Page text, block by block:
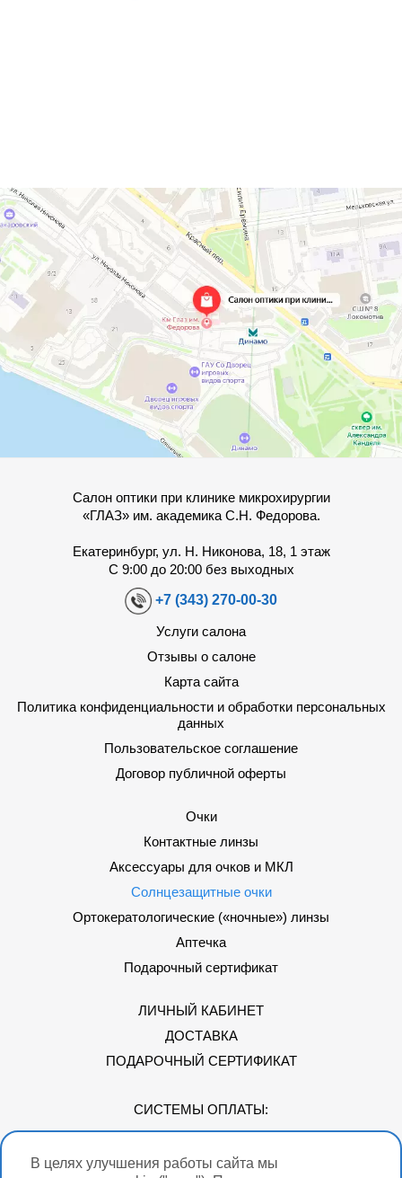
В целях улучшения работы сайта мы
Салон оптики при клинике микрохирургии
«ГЛАЗ» им. академика С.Н. Федорова.
Екатеринбург, ул. Н. Никонова, 18, 1 этаж
С 9:00 до 20:00 без выходных
+7 (343) 270-00-30
Услуги салона
Отзывы о салоне
Карта сайта
Политика конфиденциальности и обработки персональных
данных
Пользовательское соглашение
Договор публичной оферты
Очки
Контактные линзы
Аксессуары для очков и МКЛ
Солнцезащитные очки
Ортокератологические («ночные») линзы
Аптечка
Подарочный сертификат
ЛИЧНЫЙ КАБИНЕТ
ДОСТАВКА
ПОДАРОЧНЫЙ СЕРТИФИКАТ
СИСТЕМЫ ОПЛАТЫ: